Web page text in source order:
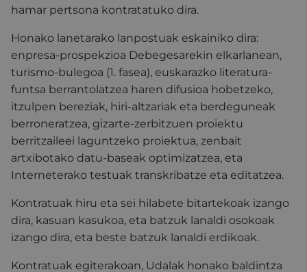
hamar pertsona kontratatuko dira.
Honako lanetarako lanpostuak eskainiko dira:
enpresa-prospekzioa Debegesarekin elkarlanean,
turismo-bulegoa (1. fasea), euskarazko literatura-
funtsa berrantolatzea haren difusioa hobetzeko,
itzulpen bereziak, hiri-altzariak eta berdeguneak
berroneratzea, gizarte-zerbitzuen proiektu
berritzaileei laguntzeko proiektua, zenbait
artxibotako datu-baseak optimizatzea, eta
Interneterako testuak transkribatze eta editatzea.
Kontratuak hiru eta sei hilabete bitartekoak izango
dira, kasuan kasukoa, eta batzuk lanaldi osokoak
izango dira, eta beste batzuk lanaldi erdikoak.
Kontratuak egiterakoan, Udalak honako baldintza